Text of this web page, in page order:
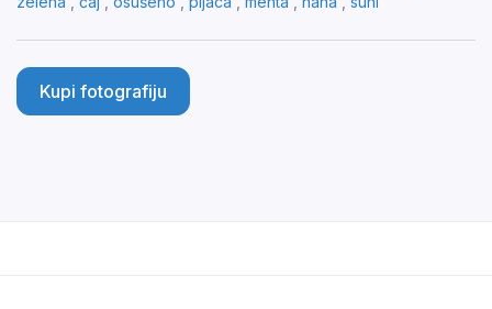
Kupi fotografiju